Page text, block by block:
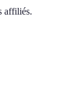
affiliés.